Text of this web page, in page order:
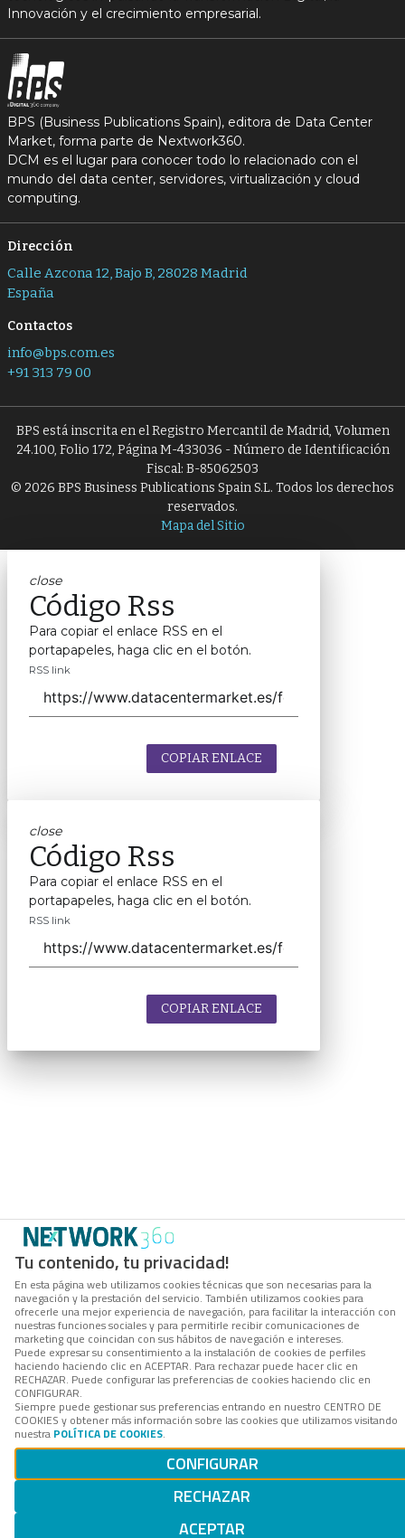
Tu contenido, tu privacidad!
En esta página web utilizamos cookies técnicas que son necesarias para la
navegación y la prestación del servicio. También utilizamos cookies para
ofrecerle una mejor experiencia de navegación, para facilitar la interacción con
nuestras funciones sociales y para permitirle recibir comunicaciones de
marketing que coincidan con sus hábitos de navegación e intereses.
Puede expresar su consentimiento a la instalación de cookies de perfiles
haciendo haciendo clic en ACEPTAR. Para rechazar puede hacer clic en
RECHAZAR. Puede configurar las preferencias de cookies haciendo clic en
CONFIGURAR.
Siempre puede gestionar sus preferencias entrando en nuestro CENTRO DE
COOKIES y obtener más información sobre las cookies que utilizamos visitando
nuestra POLÍTICA DE COOKIES.
CONFIGURAR
RECHAZAR
ACEPTAR
Innovación y el crecimiento empresarial.
BPS (Business Publications Spain), editora de Data Center
Market, forma parte de Nextwork360.
DCM es el lugar para conocer todo lo relacionado con el
mundo del data center, servidores, virtualización y cloud
computing.
Dirección
Calle Azcona 12, Bajo B, 28028 Madrid
España
Contactos
info@bps.com.es
+91 313 79 00
BPS está inscrita en el Registro Mercantil de Madrid, Volumen
24.100, Folio 172, Página M-433036 - Número de Identificación
Fiscal: B-85062503
© 2026 BPS Business Publications Spain S.L. Todos los derechos
reservados.
Mapa del Sitio
close
Código Rss
Para copiar el enlace RSS en el
portapapeles, haga clic en el botón.
RSS link
COPIAR ENLACE
close
Código Rss
Para copiar el enlace RSS en el
portapapeles, haga clic en el botón.
RSS link
COPIAR ENLACE